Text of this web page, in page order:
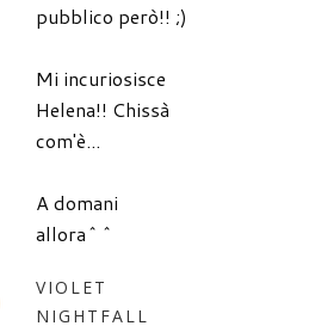
pubblico però!! ;)
Mi incuriosisce
Helena!! Chissà
com'è...
A domani
allora^^
VIOLET
NIGHTFALL